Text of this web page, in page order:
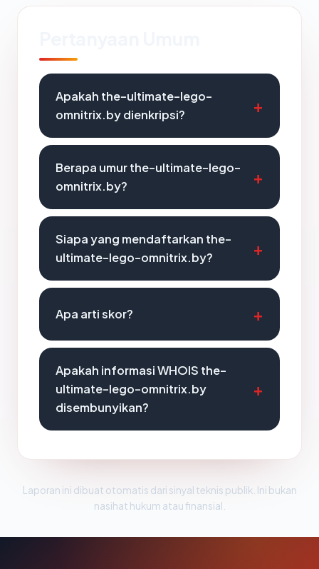
Apakah the-ultimate-lego-
omnitrix.by dienkripsi?
Berapa umur the-ultimate-lego-
omnitrix.by?
Siapa yang mendaftarkan the-
ultimate-lego-omnitrix.by?
Apa arti skor?
Apakah informasi WHOIS the-
ultimate-lego-omnitrix.by
disembunyikan?
Laporan ini dibuat otomatis dari sinyal teknis publik. Ini bukan
nasihat hukum atau finansial.